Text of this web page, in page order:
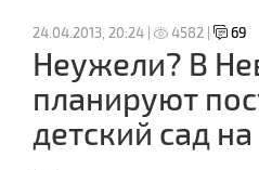
24.04.2013, 20:24 | 4582 | 69
Неужели? В
планируют
детский сад